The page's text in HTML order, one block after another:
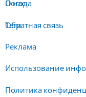
О нас
Обратная связь
Реклама
Использование
Политика
Погода
Теги